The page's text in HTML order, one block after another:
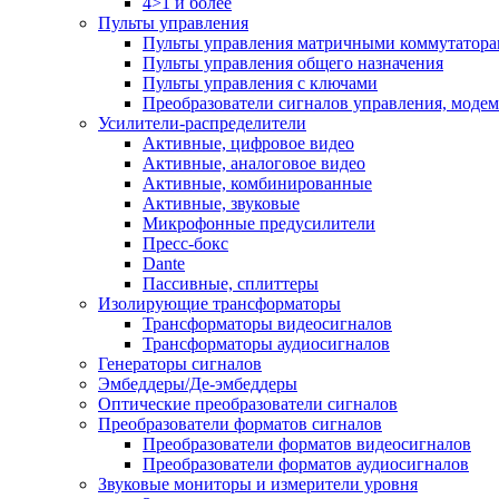
Пульты управления
Пульты управления матричными
Пульты управления общего назначения
Пульты управления с ключами
Преобразователи сигналов управления,
Усилители-распределители
Активные, цифровое видео
Активные, аналоговое видео
Активные, комбинированные
Активные, звуковые
Микрофонные предусилители
Пресс-бокс
Dante
Пассивные, сплиттеры
Изолирующие трансформаторы
Трансформаторы видеосигналов
Трансформаторы аудиосигналов
Генераторы сигналов
Эмбеддеры/Де-эмбеддеры
Оптические преобразователи сигналов
Преобразователи форматов сигналов
Преобразователи форматов видеосигналов
Преобразователи форматов аудиосигналов
Звуковые мониторы и измерители уровня